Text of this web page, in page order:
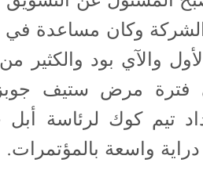
وكان مساعدة
والآي بود
فترة مرض ستيف
تيم كوك لرئاسة أبل
واسعة بالمؤتمرات.